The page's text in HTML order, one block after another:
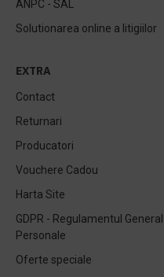
ANPC - SAL
Solutionarea online a litigiilor
EXTRA
Contact
Returnari
Producatori
Vouchere Cadou
Harta Site
GDPR - Regulamentul
Personale
Oferte speciale